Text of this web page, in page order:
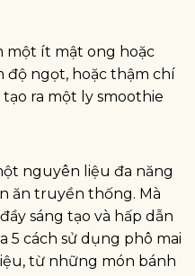
một ít mật ong hoặc
độ ngọt, hoặc thậm chí
ra một ly smoothie
nguyên liệu đa năng
ăn truyền thống. Mà
sáng tạo và hấp dẫn
5 cách sử dụng phô mai
từ những món bánh